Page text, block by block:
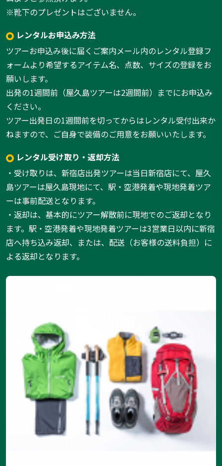
※靴下のプレゼントはございません。
レンタルお申込み方法
ツアーお申込み後に届くご案内メール内のレンタル登録フ
ォームより希望するアイテム名、点数、サイズの登録をお
願いします。
出発の1週間前（屋久島ツアーは2週間前）までにお申込み
ください。
ツアー出発日の1週間前を切ってからはレンタル受付出来か
ねますので、ご自身で装備のご用意をお願いいたします。
レンタル受け取り・返却方法
・受け取りは、新宿店出発ツアーは当日新宿店にて、屋久
島ツアーは屋久島現地にて、駅・空港発着や現地発着ツア
ーは事前配送となります。
・返却は、基本的にツアー解散前に現地でのご返却となり
ます。駅・空港発着や現地発着ツアーは3営業日以内に新宿
店へ持ち込み返却、または、配送（お客様の送料負担）に
よる返却となります。